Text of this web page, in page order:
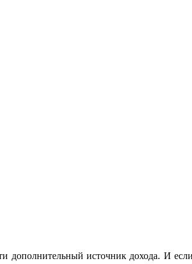
дополнительный источник дохода. И